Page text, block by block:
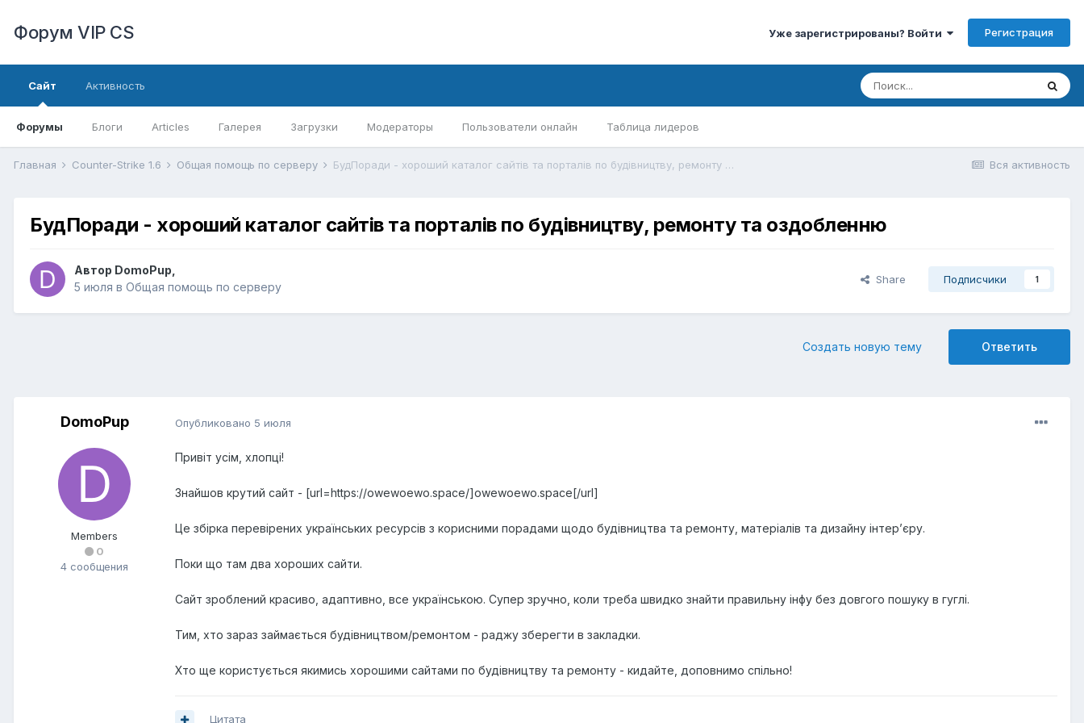
Форум VIP CS Уже зарегистрированы? Войти Регистрация
Сайт
Форумы Блоги Articles Галерея Загрузки Модераторы Пользователи онлайн Таблица лидеров
Активность
Вся активность
Главная Counter-Strike 1.6 Общая помощь по серверу БудПоради - хороший каталог сайтів та порталів по будівництву, ремонту та оздобленню
БудПоради - хороший каталог сайтів та порталів по будівництву, ремонту та оздобленню
Автор DomoPup
5 июля в Общая помощь по серверу
Share Подписчики 1
Ответить
Создать новую тему
DomoPup
Members
0
4 сообщения
Опубликовано 5 июля
Привіт усім, хлопці!
Знайшов крутий сайт - [url=https://owewoewo.space/]owewoewo.space[/url]
Це збірка перевірених українських ресурсів з корисними порадами щодо будівництва та ремонту, матеріалів та дизайну інтер’єру.
Поки що там два хороших сайти.
Сайт зроблений красиво, адаптивно, все українською. Супер зручно, коли треба швидко знайти правильну інфу без довгого пошуку в гуглі.
Тим, хто зараз займається будівництвом/ремонтом - раджу зберегти в закладки.
Хто ще користується якимись хорошими сайтами по будівництву та ремонту - кидайте, доповнимо спільно!
Цитата